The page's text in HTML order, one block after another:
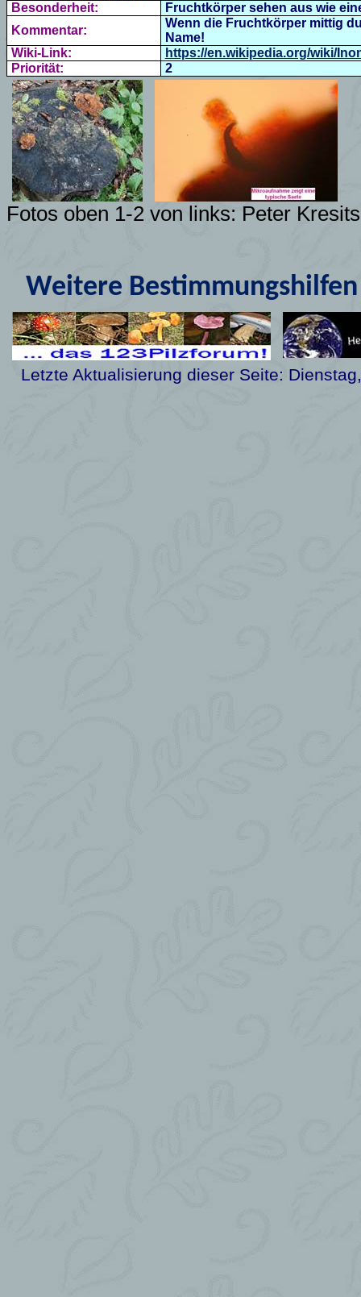
Besonderheit:
Fruchtkörper sehen aus wie
Kommentar:
Wenn die Fruchtkörper mittig
Name!
Wiki-Link:
https://en.wikipedia.org/wiki/
Priorität:
2
Fotos oben 1-2 von links: Peter
Weitere
Letzte Aktualisierung dieser Seite: